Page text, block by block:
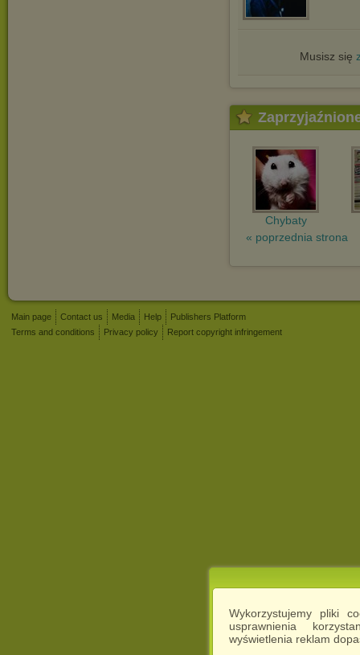
Wykorzystujemy pliki
usprawnienia
wyświetlenia reklam
Musisz się
Chybaty
« poprzednia strona
Main page Contact us Media Help
Publishers Platform
Terms and conditions
Privacy policy Report copyright infringement